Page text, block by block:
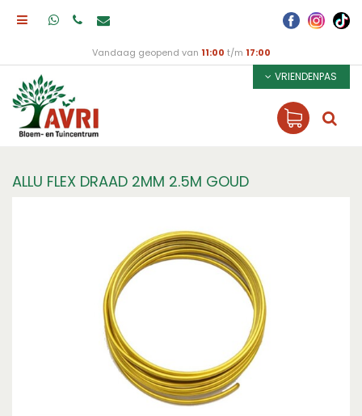
Vandaag geopend van 11:00 t/m 17:00
VRIENDENPAS
ALLU FLEX DRAAD 2MM 2.5M GOUD